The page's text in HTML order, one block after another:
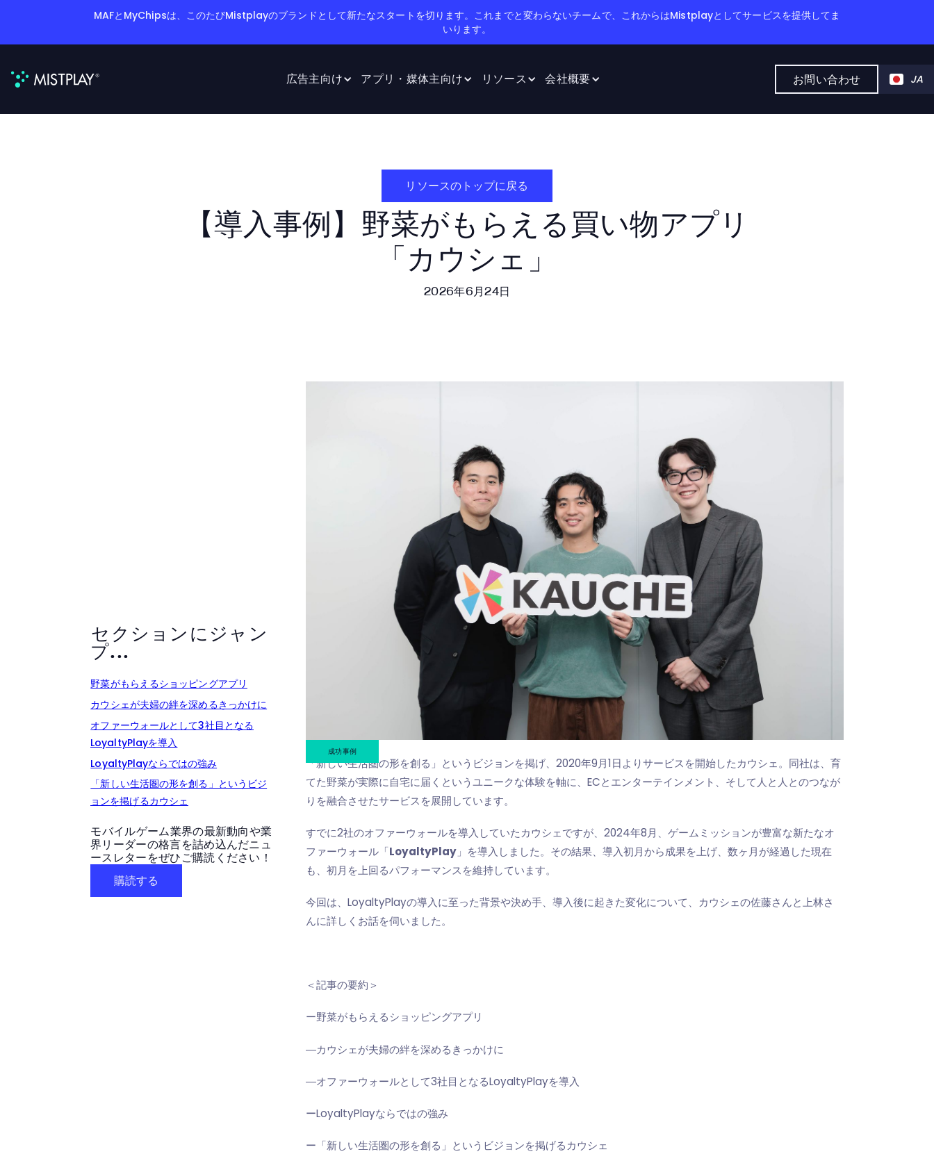
MAFとMyChipsは、このたびMistplayのブランドとして新たなスタートを切ります。これまでと変わらないチームで、これからはMistplayとしてサービスを提供してま
いります。
広告主向け アプリ・媒体主向け リソース 会社概要 JA
お問い合わせ
リソースのトップに戻る
【導入事例】野菜が​もらえる​買い物アプリ
「カウシェ」
2026年6月24日
セクションにジャン
プ...
野菜がもらえるショッピングアプリ
カウシェが夫婦の絆を深めるきっかけに
オファーウォールとして3社目となる
LoyaltyPlayを導入
LoyaltyPlayならではの強み
「新しい生活圏の形を創る」というビジ
ョンを掲げるカウシェ
モバイルゲーム業界の最新動向や業
界リーダーの格言を詰め込んだニュ
ースレターをぜひご購読ください！
購読する
成功事例
「新しい生活圏の形を創る」というビジョンを掲げ、2020年9月1日よりサービスを開始したカウシェ。同社は、育
てた野菜が実際に自宅に届くというユニークな体験を軸に、ECとエンターテインメント、そして人と人とのつなが
りを融合させたサービスを展開しています。
すでに2社のオファーウォールを導入していたカウシェですが、2024年8月、ゲームミッションが豊富な新たなオ
ファーウォール「LoyaltyPlay 」を導入しました。その結果、導入初月から成果を上げ、数ヶ月が経過した現在
も、初月を上回るパフォーマンスを維持しています。
今回は、LoyaltyPlayの導入に至った背景や決め手、導入後に起きた変化について、カウシェの佐藤さんと上林さ
んに詳しくお話を伺いました。
＜記事の要約＞
ー野菜がもらえるショッピングアプリ
―カウシェが夫婦の絆を深めるきっかけに
―オファーウォールとして3社目となるLoyaltyPlayを導入
ーLoyaltyPlayならではの強み
ー「新しい生活圏の形を創る」というビジョンを掲げるカウシェ